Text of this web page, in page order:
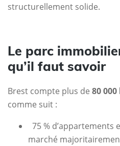
structurellement solide.
Le parc
qu’il faut savoir
Brest compte plus de 80
comme suit :
75 % d’appartements
marché